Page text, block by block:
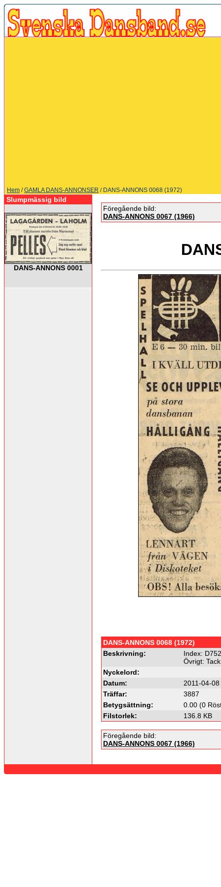
Hem /GAMLA DANS-ANNONSER / DANS-ANNONS 0068 (1972)
Slumpmässig bild
DANS-ANNONS 0001
Föregående bild:
DANS-ANNONS 0067 (1966)
DANS-ANNONS 0068 (1972)
Beskrivning:
Index:
Övrigt:
Nyckelord:
Datum:
2011-04-
Träffar:
3887
Betygsättning:
0.00 (0
Filstorlek:
136.8 KB
Föregående bild:
DANS-ANNONS 0067 (1966)